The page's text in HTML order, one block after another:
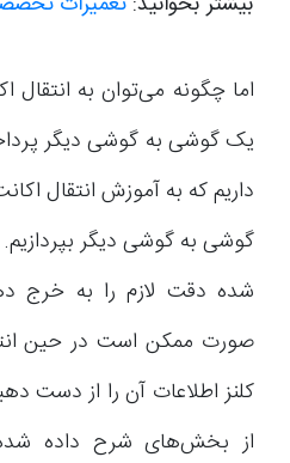
اما چگونه می‌توان به انتقال
یک گوشی به گوشی دیگر
داریم که به آموزش انتقال
گوشی به گوشی دیگر
شده دقت لازم را به خرج
صورت ممکن است در حین
کلنز اطلاعات آن را از دست
از بخش‌های شرح داده